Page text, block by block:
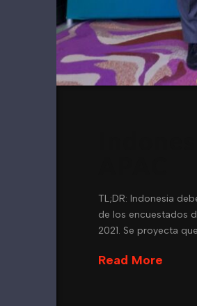
TL;DR: Indonesia
de los encuestados
2021. Se proyecta
Read More